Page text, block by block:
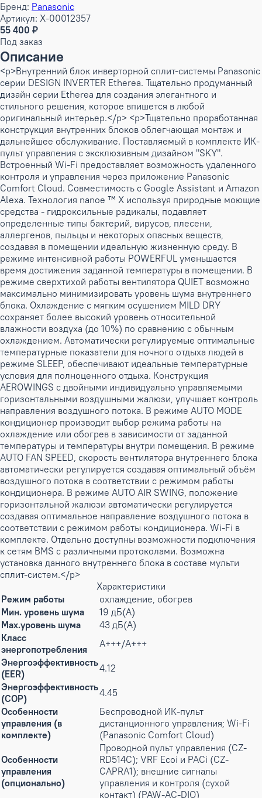
Бренд: Panasonic
Артикул: X-00012357
55 400 ₽
Под заказ
Описание
<p>Внутренний блок инверторной сплит-системы Panasonic
серии DESIGN INVERTER Etherea. Тщательно продуманный
дизайн серии Etherea для создания элегантного и
стильного решения, которое впишется в любой
оригинальный интерьер.</p> <p>Тщательно проработанная
конструкция внутренних блоков облегчающая монтаж и
дальнейшее обслуживание. Поставляемый в комплекте ИК-
пульт управления с эксклюзивным дизайном "SKY".
Встроенный Wi-Fi предоставляет возможность удаленного
контроля и управления через приложение Panasonic
Comfort Cloud. Совместимость с Google Assistant и Amazon
Alexa. Технология nanoe ™ X используя природные моющие
средства - гидроксильные радикалы, подавляет
определенные типы бактерий, вирусов, плесени,
аллергенов, пыльцы и некоторых опасных веществ,
создавая в помещении идеальную жизненную среду. В
режиме интенсивной работы POWERFUL уменьшается
время достижения заданной температуры в помещении. В
режиме сверхтихой работы вентилятора QUIET возможно
максимально минимизировать уровень шума внутреннего
блока. Охлаждение с мягким осушением MILD DRY
сохраняет более высокий уровень относительной
влажности воздуха (до 10%) по сравнению с обычным
охлаждением. Автоматически регулируемые оптимальные
температурные показатели для ночного отдыха людей в
режиме SLEEP, обеспечивают идеальные температурные
условия для полноценного отдыха. Конструкция
AEROWINGS с двойными индивидуально управляемыми
горизонтальными воздушными жалюзи, улучшает контроль
направления воздушного потока. В режиме AUTO MODE
кондиционер производит выбор режима работы на
охлаждение или обогрев в зависимости от заданной
температуры и температуры внутри помещения. В режиме
AUTO FAN SPEED, скорость вентилятора внутреннего блока
автоматически регулируется создавая оптимальный объём
воздушного потока в соответствии с режимом работы
кондиционера. В режиме AUTO AIR SWING, положение
горизонтальной жалюзи автоматически регулируется
создавая оптимальное направление воздушного потока в
соответствии с режимом работы кондиционера. Wi-Fi в
комплекте. Отдельно доступны возможности подключения
к сетям BMS с различными протоколами. Возможна
установка данного внутреннего блока в составе мульти
сплит-систем.</p>
Характеристики
Режим работы
охлаждение, обогрев
Мин. уровень шума
19 дБ(А)
Max.уровень шума
43 дБ(А)
Класс
энергопотребления
A+++/A+++
Энергоэффективность
(EER)
4.12
Энергоэффективность
(COP)
4.45
Особенности
управления (в
комплекте)
Беспроводной ИК-пульт
дистанционного управления; Wi-Fi
(Panasonic Comfort Cloud)
Особенности
управления
(опционально)
Проводной пульт управления (CZ-
RD514C); VRF Ecoi и PACi (CZ-
CAPRA1); внешние сигналы
управления и контроля (сухой
контакт) (PAW-AC-DIO)